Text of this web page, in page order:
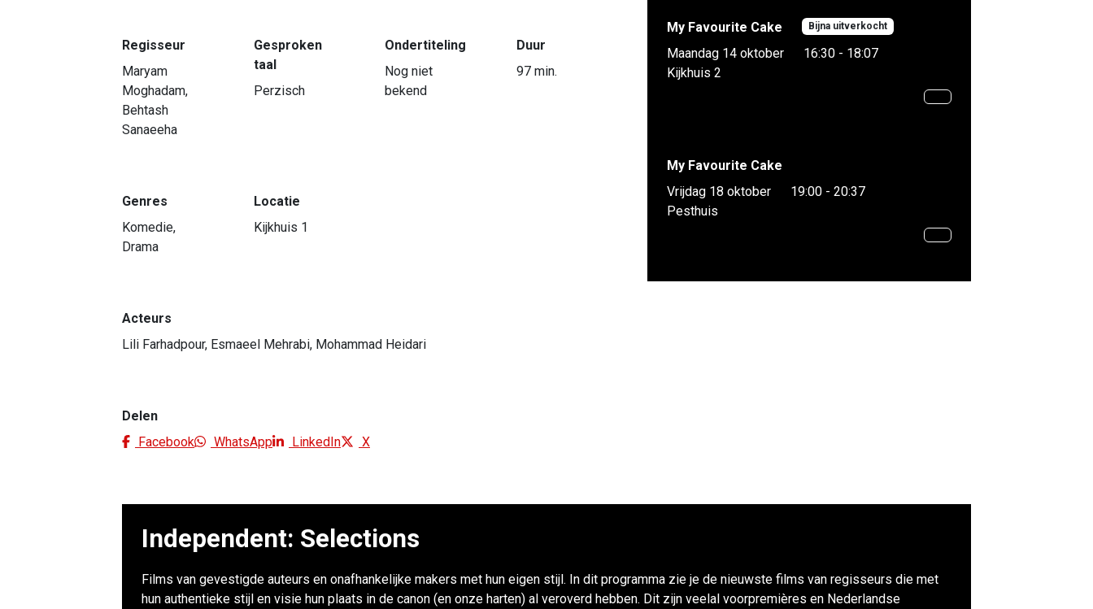
Regisseur
Maryam
Moghadam,
Behtash
Sanaeeha
Gesproken
taal
Perzisch
Ondertiteling
Nog niet
bekend
Duur
97 min.
Genres
Komedie,
Drama
Locatie
Kijkhuis 1
Acteurs
Lili Farhadpour, Esmaeel Mehrabi, Mohammad Heidari
Delen
Facebook
WhatsApp LinkedIn X
My Favourite Cake Bijna uitverkocht
Maandag 14 oktober
16:30 - 18:07
Kijkhuis 2
My Favourite Cake
Vrijdag 18 oktober
19:00 - 20:37
Pesthuis
Independent: Selections
Films van gevestigde auteurs en onafhankelijke makers met hun eigen stijl. In dit programma zie je de nieuwste films van regisseurs die met
hun authentieke stijl en visie hun plaats in de canon (en onze harten) al veroverd hebben. Dit zijn veelal voorpremières en Nederlandse